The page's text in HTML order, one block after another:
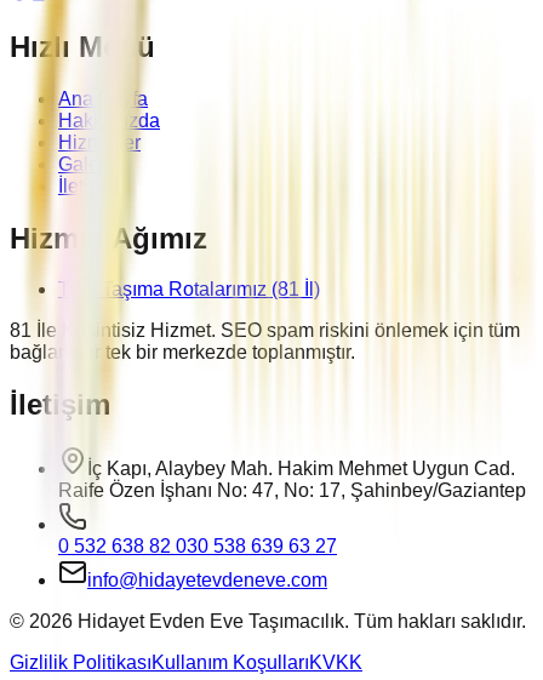
Hızlı Menü
Ana Sayfa
Hakkımızda
Hizmetler
Galeri
İletişim
Hizmet Ağımız
Tüm Taşıma Rotalarımız (81 İl)
81 İle Kesintisiz Hizmet. SEO spam riskini önlemek için tüm
bağlantılar tek bir merkezde toplanmıştır.
İletişim
İç Kapı, Alaybey Mah. Hakim Mehmet Uygun Cad.
Raife Özen İşhanı No: 47, No: 17, Şahinbey/Gaziantep
0 532 638 82 030 538 639 63 27
info@hidayetevdeneve.com
© 2026 Hidayet Evden Eve Taşımacılık. Tüm hakları saklıdır.
Gizlilik PolitikasıKullanım KoşullarıKVKK